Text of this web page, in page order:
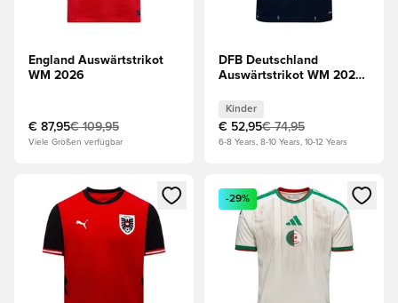
England Auswärtstrikot
WM 2026
€ 87,95€ 109,95
Viele Größen verfügbar
DFB Deutschland
Auswärtstrikot WM 2026
Kinder
€ 52,95€ 74,95
6-8 Years, 8-10 Years, 10-12 Years
Öffnet ein Fenster zum Anmelden oder Registrieren als
Öffnet ein Fenster zum
-29%